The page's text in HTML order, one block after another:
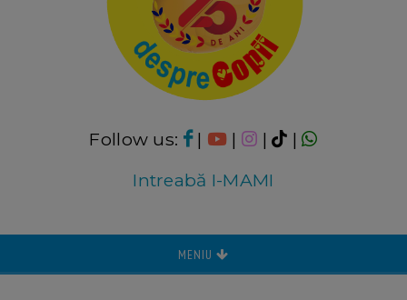
Follow us: | | |
|
Intreabă I-MAMI
MENIU